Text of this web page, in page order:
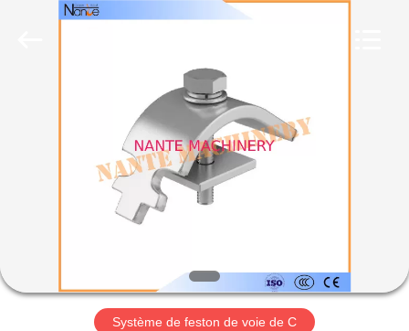
PRODUITS
DE
NOUS
Système de feston de voie de C